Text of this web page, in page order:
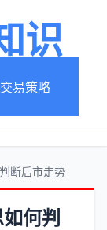
识
易策略
断后市走势
何判